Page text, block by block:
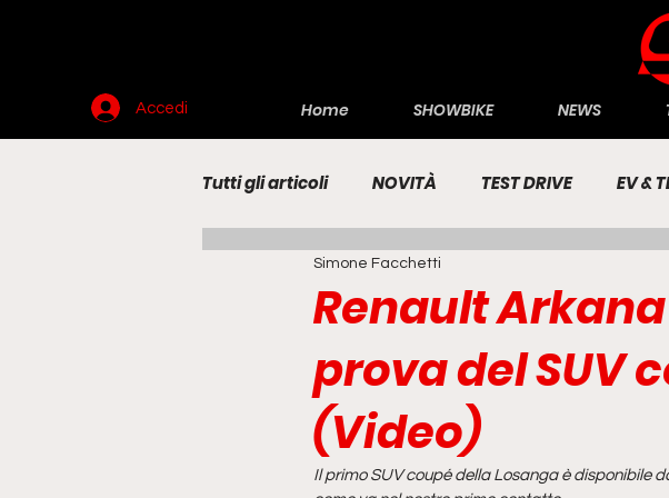
Accedi Home SHOWBIKE NEWS
Tutti gli articoli NOVITÀ TEST DRIVE EV &
RENDERING MOTO
Renault Arkana
prova del SUV
(Video)
Simone Facchetti
Il primo SUV coupé della Losanga è disponibile